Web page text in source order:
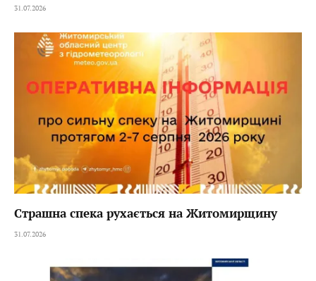
31.07.2026
Страшна спека рухається на Житомирщину
31.07.2026